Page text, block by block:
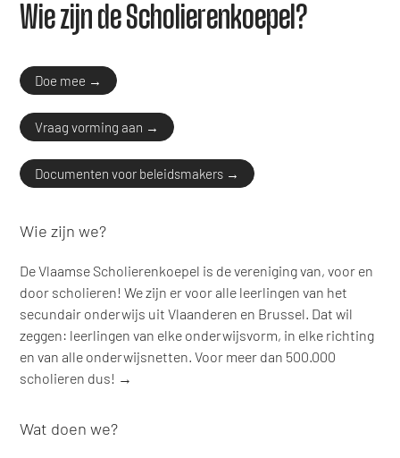
Wie zijn de Scholierenkoepel?
Doe mee →
Vraag vorming aan →
Documenten voor beleidsmakers →
Wie zijn we?
De Vlaamse Scholierenkoepel is de vereniging van, voor en
door scholieren! We zijn er voor alle leerlingen van het
secundair onderwijs uit Vlaanderen en Brussel. Dat wil
zeggen: leerlingen van elke onderwijsvorm, in elke richting
en van alle onderwijsnetten. Voor meer dan 500.000
scholieren dus! →
Wat doen we?